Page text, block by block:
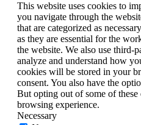
This website uses cookies to
you navigate through the
that are categorized as
as they are essential for the
the website. We also use third-
analyze and understand how
cookies will be stored in your
consent. You also have the
But opting out of some of
browsing experience.
Necessary